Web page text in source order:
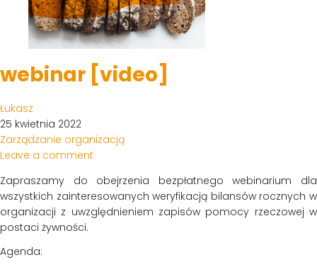
webinar [video]
Łukasz
25 kwietnia 2022
Zarządzanie organizacją
Leave a comment
Zapraszamy do obejrzenia bezpłatnego webinarium dla
wszystkich zainteresowanych weryfikacją bilansów rocznych w
organizacji z uwzględnieniem zapisów pomocy rzeczowej w
postaci żywności.
Agenda: